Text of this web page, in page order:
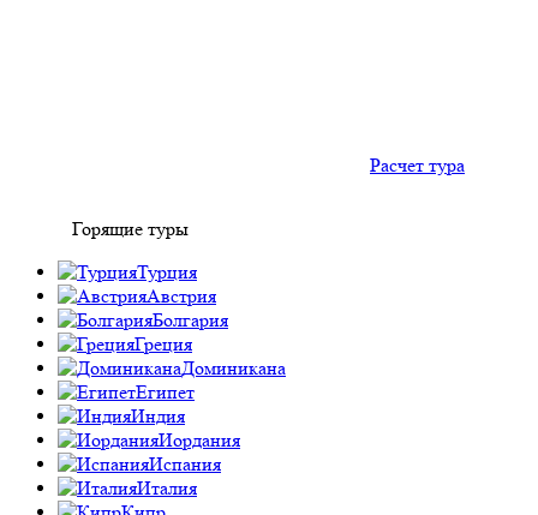
Расчет тура
Горящие туры
Турция
Австрия
Болгария
Греция
Доминикана
Египет
Индия
Иордания
Испания
Италия